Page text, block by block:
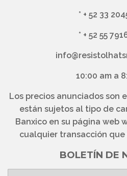
* + 52 33
* + 52 55
10:00 am a
Los precios anunciados son
están sujetos al tipo de
Banxico en su página web
cualquier transacción que
BOLETÍN DE